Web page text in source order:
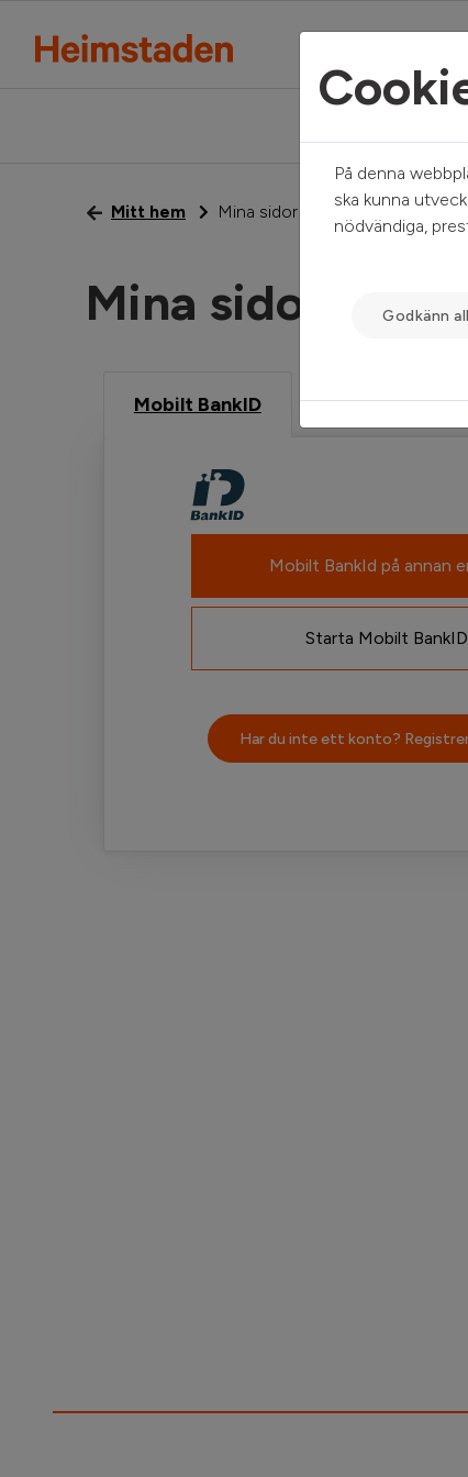
Mitt hem Mina sidor
Mina sidor
Mobilt BankID Freja eID
Starta Mobilt BankID
Mobilt BankId på annan
Har du inte ett konto?
På denna
ska kunna
nödvändiga,
Godkänn